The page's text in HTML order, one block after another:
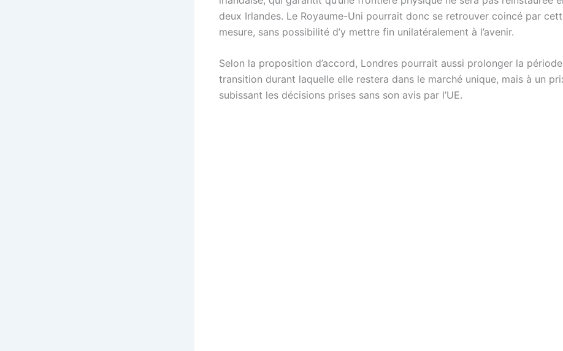
deux Irlandes. Le Royaume-Uni pourrait donc se retrouver coincé par
mesure, sans possibilité d’y mettre fin unilatéralement à l’avenir.
Selon la proposition d’accord, Londres pourrait aussi prolonger la
transition durant laquelle elle restera dans le marché unique, mais à un
subissant les décisions prises sans son avis par l’UE.